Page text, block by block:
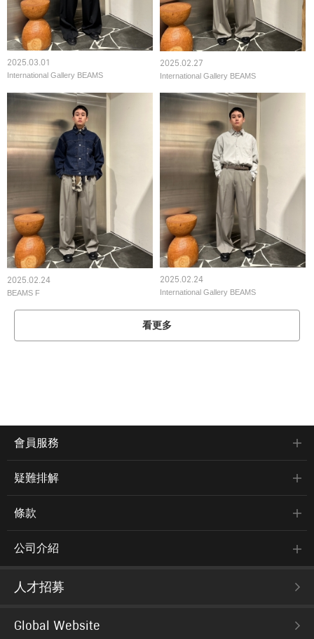
2025.03.01
International Gallery BEAMS
2025.02.27
International Gallery BEAMS
2025.02.24
BEAMS F
2025.02.24
International Gallery BEAMS
看更多
會員服務
疑難排解
條款
公司介紹
人才招募
Global Website